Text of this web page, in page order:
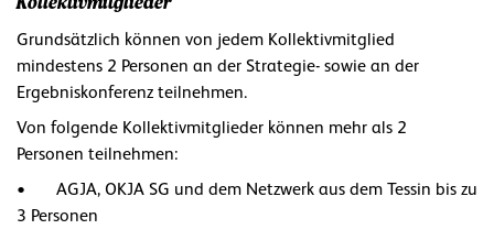
Kollektivmitglieder
Grundsätzlich können von jedem Kollektivmitglied
mindestens 2 Personen an der Strategie- sowie an der
Ergebniskonferenz teilnehmen.
Von folgende Kollektivmitglieder können mehr als 2
Personen teilnehmen:
• AGJA, OKJA SG und dem Netzwerk aus dem Tessin bis zu
3 Personen